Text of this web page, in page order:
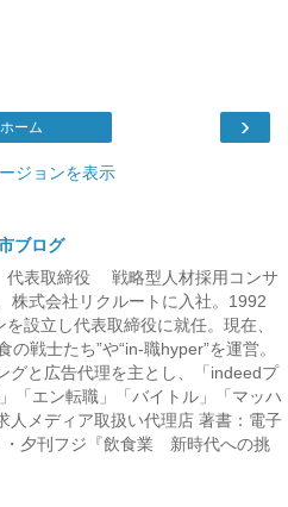
›
ホーム
ジョンを表示
ブログ
表取締役 戦略型人材採用コンサ
株式会社リクルートに入社。1992
設立し代表取締役に就任。現在、
の戦士たち”や“in-職hyper”を運営。
グと広告代理を主とし、「indeedプ
「エン転職」「バイトル」「マッハ
人メディア取扱い代理店 著書：電子
夕刊フジ『飲食業 新時代への挑